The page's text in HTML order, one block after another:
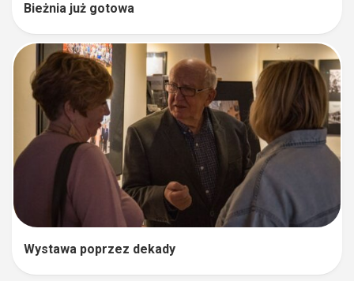
Bieżnia już gotowa
Wystawa poprzez dekady